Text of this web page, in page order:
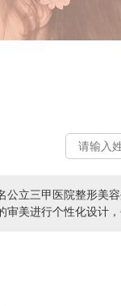
公立三甲医院整形美
审美进行个性化设计